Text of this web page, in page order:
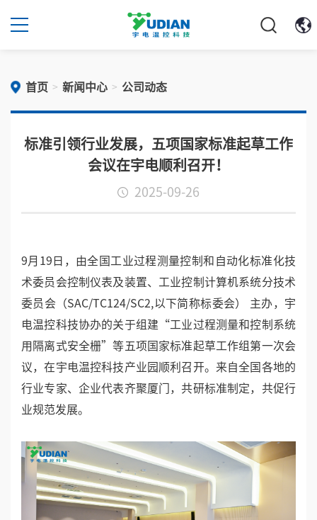
首页 > 新闻中心 > 公司动态
标准引领行业发展，五项国家标准起草工作
会议在宇电顺利召开！
2025-09-26
9月19日，由全国工业过程测量控制和自动化标准化技
术委员会控制仪表及装置、工业控制计算机系统分技术
委员会（SAC/TC124/SC2,以下简称标委会） 主办，宇
电温控科技协办的关于组建“工业过程测量和控制系统
用隔离式安全栅”等五项国家标准起草工作组第一次会
议，在宇电温控科技产业园顺利召开。来自全国各地的
行业专家、企业代表齐聚厦门，共研标准制定，共促行
业规范发展。